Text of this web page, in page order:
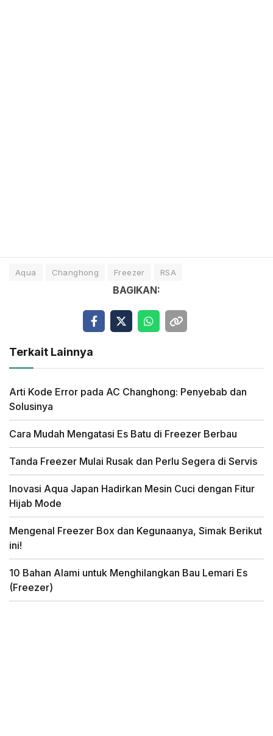
Aqua Changhong Freezer RSA
BAGIKAN:
Terkait Lainnya
Arti Kode Error pada AC Changhong: Penyebab dan
Solusinya
Cara Mudah Mengatasi Es Batu di Freezer Berbau
Tanda Freezer Mulai Rusak dan Perlu Segera di Servis
Inovasi Aqua Japan Hadirkan Mesin Cuci dengan Fitur
Hijab Mode
Mengenal Freezer Box dan Kegunaanya, Simak Berikut
ini!
10 Bahan Alami untuk Menghilangkan Bau Lemari Es
(Freezer)